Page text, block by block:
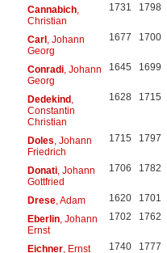
Cannabich,
Christian
1731 1798
Carl, Johann
Georg
1677 1700
Conradi, Johann
Georg
1645 1699
Dedekind,
Constantin
Christian
1628 1715
Doles , Johann
Friedrich
1715 1797
Donati, Johann
Gottfried
1706 1782
Drese, Adam 1620 1701
Eberlin, Johann
Ernst
1702 1762
Eichner, Ernst 1740 1777